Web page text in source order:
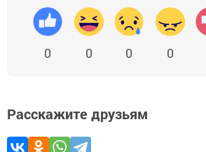
0 0 0 0
Расскажите друзьям